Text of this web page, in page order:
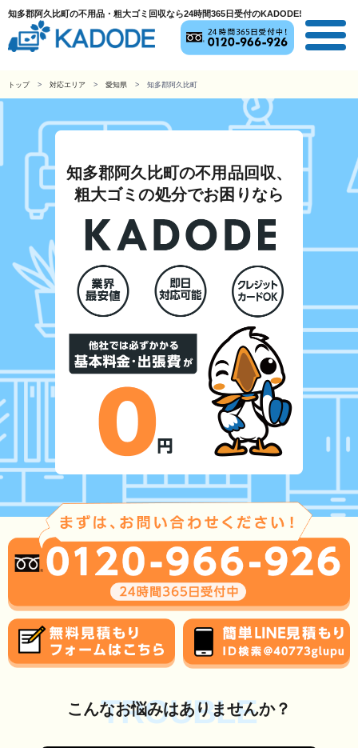
知多郡阿久比町の不用品・粗大ゴミ回収なら24時間365日受付のKADODE!
トップ 対応エリア 愛知県 知多郡阿久比町
知多郡阿久比町の不用品回収、
粗大ゴミの処分でお困りなら
TROUBLE
こんなお悩みはありませんか？